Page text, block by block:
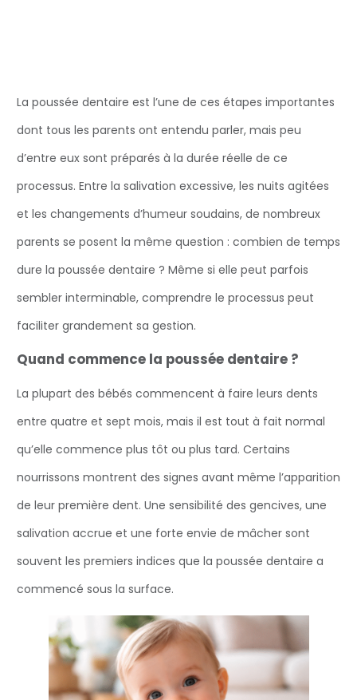
La poussée dentaire est l’une de ces étapes importantes
dont tous les parents ont entendu parler, mais peu
d’entre eux sont préparés à la durée réelle de ce
processus. Entre la salivation excessive, les nuits agitées
et les changements d’humeur soudains, de nombreux
parents se posent la même question : combien de temps
dure la poussée dentaire ? Même si elle peut parfois
sembler interminable, comprendre le processus peut
faciliter grandement sa gestion.
Quand commence la poussée dentaire ?
La plupart des bébés commencent à faire leurs dents
entre quatre et sept mois, mais il est tout à fait normal
qu’elle commence plus tôt ou plus tard. Certains
nourrissons montrent des signes avant même l’apparition
de leur première dent. Une sensibilité des gencives, une
salivation accrue et une forte envie de mâcher sont
souvent les premiers indices que la poussée dentaire a
commencé sous la surface.